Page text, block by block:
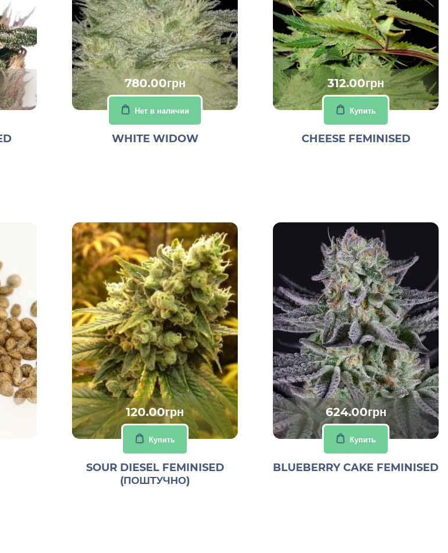
780.00грн
Нет в наличии
WHITE WIDOW
312.00грн
Купить
CHEESE FEMINISED
120.00грн
Купить
SOUR DIESEL FEMINISED
(ПОШТУЧНО)
624.00грн
Купить
BLUEBERRY CAKE FEMINISED